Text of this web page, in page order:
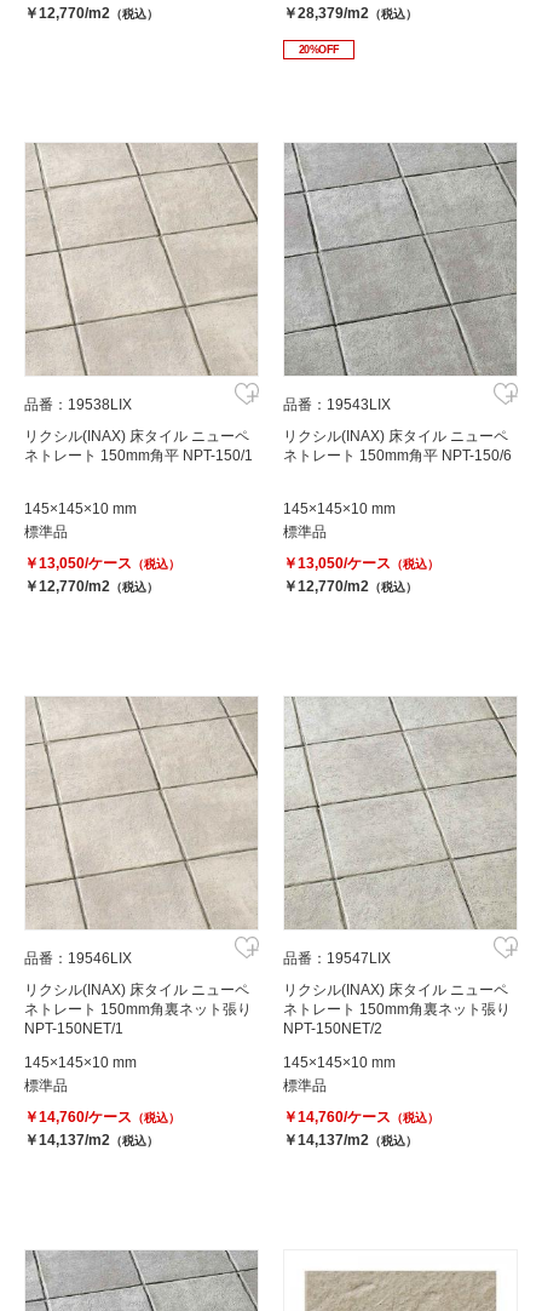
￥12,770/m2 （税込） ￥28,379/m2 （税込）
20%OFF
品番：19538LIX
リクシル(INAX) 床タイル ニューペ
ネトレート 150mm角平 NPT-150/1
145×145×10 mm
標準品
￥13,050/ケース （税込）
￥12,770/m2 （税込）
品番：19543LIX
リクシル(INAX) 床タイル ニューペ
ネトレート 150mm角平 NPT-150/6
145×145×10 mm
標準品
￥13,050/ケース （税込）
￥12,770/m2 （税込）
品番：19546LIX
リクシル(INAX) 床タイル ニューペ
ネトレート 150mm角裏ネット張り
NPT-150NET/1
145×145×10 mm
標準品
￥14,760/ケース （税込）
￥14,137/m2 （税込）
品番：19547LIX
リクシル(INAX) 床タイル ニューペ
ネトレート 150mm角裏ネット張り
NPT-150NET/2
145×145×10 mm
標準品
￥14,760/ケース （税込）
￥14,137/m2 （税込）